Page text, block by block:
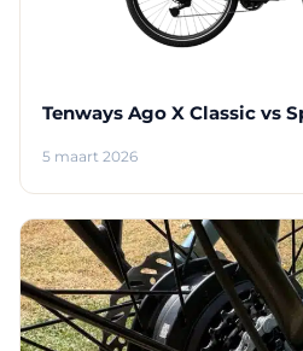
Tenways Ago X Classic vs
5 maart 2026